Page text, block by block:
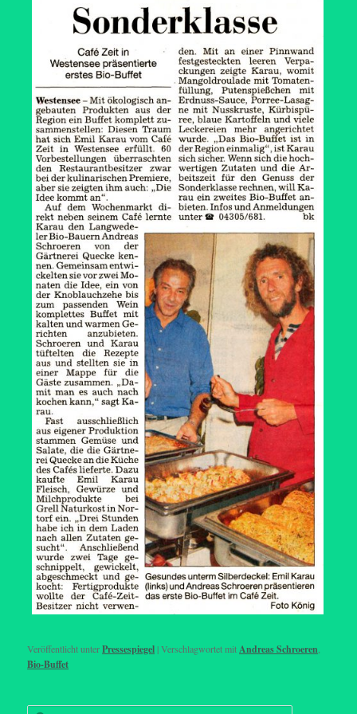
Veröffentlicht unterPressespiegel|Verschlagwortet mitAndreas Schroeren
Bio-Buffet